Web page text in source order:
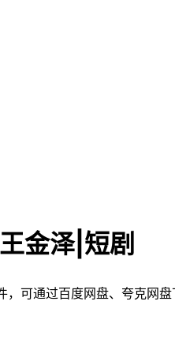
金泽|短剧
，可通过百度网盘、夸克网